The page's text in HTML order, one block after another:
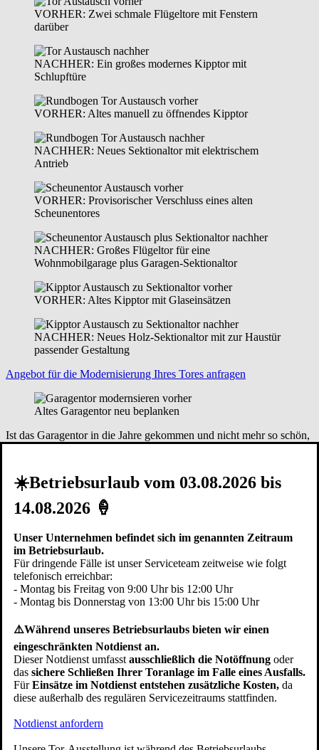
VORHER: Zwei schmale Flügeltore mit Fenstern
darüber
NACHHER: Ein großes modernes Kipptor mit
Schlupftüre
VORHER: Altes manuell zu öffnendes Kipptor
NACHHER: Neues Sektionaltor mit elektrischem
Antrieb
VORHER: Provisorischer Verschluss eines alten
Scheunentores
NACHHER: Großes Flügeltor für eine
Wohnmobilgarage plus Garagen-Sektionaltor
VORHER: Altes Kipptor mit Glaseinsätzen
NACHHER: Neues Holz-Sektionaltor mit zur Haustür
passender Gestaltung
Angebot für die Modernisierung Ihres Tores anfragen
Altes Garagentor neu beplanken
Ist das Garagentor in die Jahre gekommen und nicht mehr so schön,
wie es einmal war, müssen Sie es aber nicht gleich komplett
modernisieren, damit es wieder in neuem Glanz erstrahlt. Garagentor
beplanken
Sind die Garagen in die Jahre gekommen, zeigt sich aber auch hier
der ein oder andere Schaden. Besonders defekte Garagentore, die
sich nicht mehr richtig öffnen oder schließen lassen, sind ärgerlich.
Möchten Sie das Garagentor für Ihre Fertiggarage modernisieren,
sind Sie bei Pfullendorfer an der richtigen Adresse.Fertiggaragentor
modernisieren
Neuer Anstrich
Über die Jahre bleichen Metall- und Holztore dadurch aus und sie
werden immer unansehnlicher. Ist das Garagentor noch intakt, ist ein
neuer Anstrich die einfachste Maßnahme, damit ein Holz- oder
VIDEO: Altes Garagentor modernisieren
☀️Betriebsurlaub vom 03.08.2026 bis
14.08.2026 🍦
Unser Unternehmen befindet sich im genannten Zeitraum
im Betriebsurlaub.
Für dringende Fälle ist unser Serviceteam zeitweise wie folgt
telefonisch erreichbar:
- Montag bis Freitag von 9:00 Uhr bis 12:00 Uhr
- Montag bis Donnerstag von 13:00 Uhr bis 15:00 Uhr
⚠️Während unseres Betriebsurlaubs bieten wir einen
eingeschränkten Notdienst an.
Dieser Notdienst umfasstausschließlich die Notöffnung oder
das sichere Schließen Ihrer Toranlage im Falle eines Ausfalls.
FürEinsätze im Notdienst entstehen zusätzliche Kosten, da
diese außerhalb des regulären Servicezeitraums stattfinden.
Notdienst anfordern